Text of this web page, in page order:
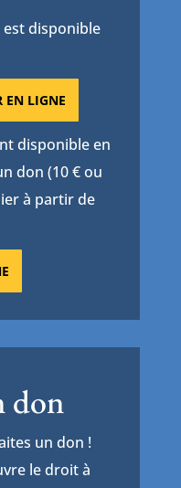
disponible
EN LIGNE
disponible en
don (10 € ou
à partir de
don
un don !
le droit à